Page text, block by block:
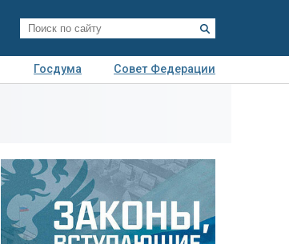
Госдума
Совет Федерации